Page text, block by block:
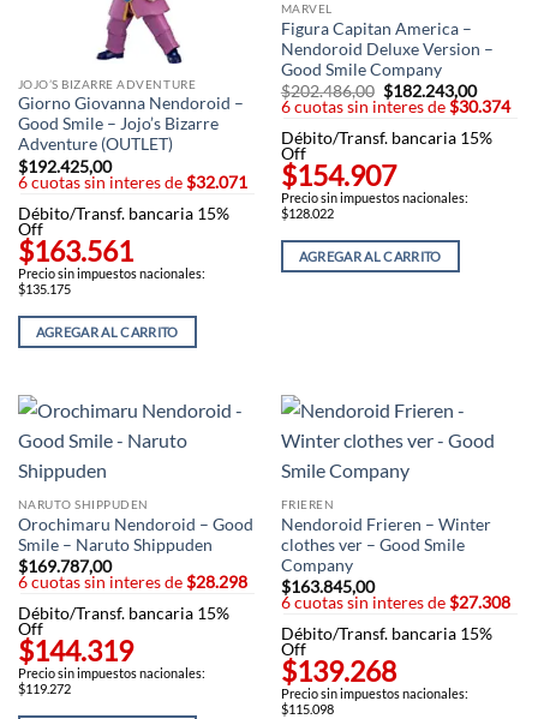
JOJO’S BIZARRE ADVENTURE
Giorno Giovanna Nendoroid –
Good Smile – Jojo’s Bizarre
Adventure (OUTLET)
$192.425,00
6 cuotas sin interes de$32.071
Débito/Transf. bancaria 15%
Off
$163.561
Precio sin impuestos nacionales:
$135.175
AGREGAR AL CARRITO
MARVEL
Figura Capitan America –
Nendoroid Deluxe Version –
Good Smile Company
$202.486,00 El
precio
era:
$182.243,00El
precio
es:
6 cuotas sin interes de$30.374
Débito/Transf. bancaria 15%
Off
$154.907
Precio sin impuestos nacionales:
$128.022
AGREGAR AL CARRITO
NARUTO SHIPPUDEN
Orochimaru Nendoroid – Good
Smile – Naruto Shippuden
$169.787,00
6 cuotas sin interes de$28.298
Débito/Transf. bancaria 15%
Off
$144.319
Precio sin impuestos nacionales:
$119.272
FRIEREN
Nendoroid Frieren – Winter
clothes ver – Good Smile
Company
$163.845,00
6 cuotas sin interes de$27.308
Débito/Transf. bancaria 15%
Off
$139.268
Precio sin impuestos nacionales:
$115.098